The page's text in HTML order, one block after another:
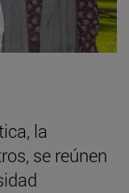
la
se reúnen